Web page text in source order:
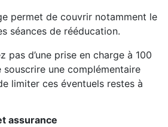
permet de couvrir notamment le
séances de rééducation.
pas d’une prise en charge à 100
souscrire une complémentaire
limiter ces éventuels restes à
assurance